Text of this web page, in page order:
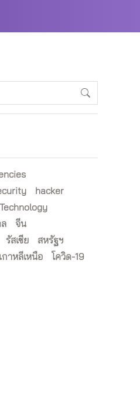
hacker
Technology
จีน
รัสเซีย
สหรัฐฯ
เกาหลีเหนือ โควิด-19